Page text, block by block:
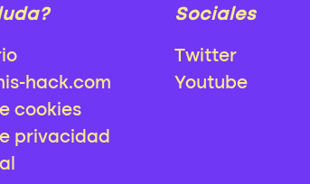
hack.com
cookies
privacidad
Sociales
Twitter
Youtube